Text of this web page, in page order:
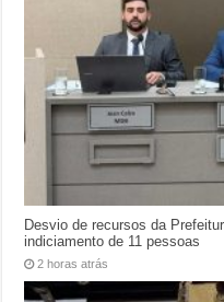
Desvio de recursos da
indiciamento de 11 pessoas
2 horas atrás